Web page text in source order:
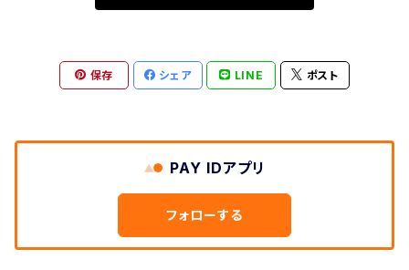
保存 シェア LINE ポスト
PAY IDアプリ
フォローする